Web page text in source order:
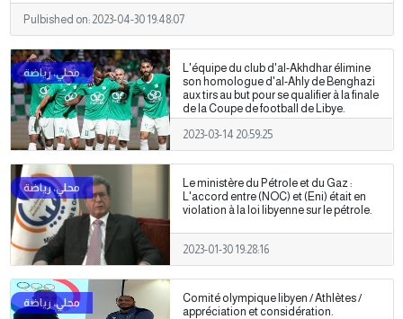
Pulbished on: 2023-04-30 19:48:07
L'équipe du club d'al-Akhdhar élimine
son homologue d'al-Ahly de Benghazi
aux tirs au but pour se qualifier à la finale
de la Coupe de football de Libye.
2023-03-14 20:59:25
Le ministère du Pétrole et du Gaz :
L'accord entre (NOC) et (Eni) était en
violation à la loi libyenne sur le pétrole.
2023-01-30 19:28:16
Comité olympique libyen / Athlètes /
appréciation et considération.